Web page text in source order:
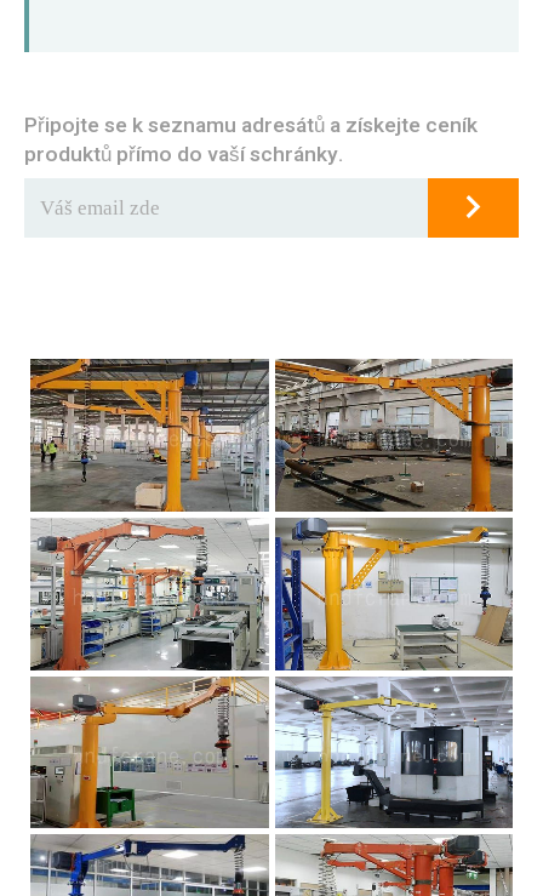
Připojte se k seznamu adresátů a získejte ceník
produktů přímo do vaší schránky.